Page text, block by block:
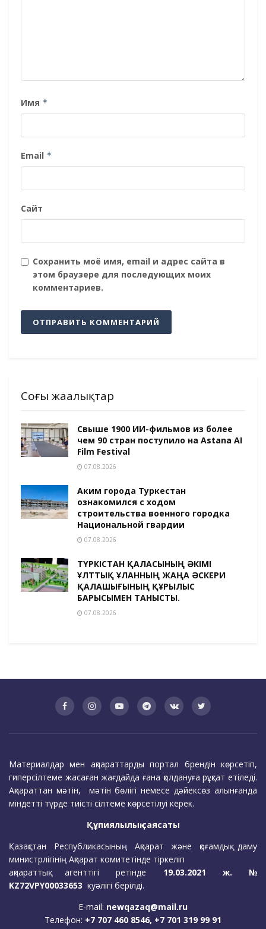
Имя *
Email *
Сайт
Сохранить моё имя, email и адрес сайта в
этом браузере для последующих моих
комментариев.
Соңғы жаңалықтар
Свыше 1900 ИИ-фильмов из более
чем 90 стран поступило на Astana AI
Film Festival
07.08.2026
Аким города Туркестан
ознакомился с ходом
строительства военного городка
Национальной гвардии
07.08.2026
ТҮРКІСТАН ҚАЛАСЫНЫҢ ӘКІМІ
ҰЛТТЫҚ ҰЛАННЫҢ ЖАҢА ӘСКЕРИ
ҚАЛАШЫҒЫНЫҢ ҚҰРЫЛЫС
БАРЫСЫМЕН ТАНЫСТЫ.
07.08.2026
Материалдар мен ақпараттарды портал брендін көрсетіп,
гиперсілтеме жасаған жағдайда ғана қолдануға рұқсат етіледі.
Ақпараттан мәтін, мәтін бөлігі немесе дәйексөз алынғанда
міндетті түрде тиісті сілтеме көрсетілуі керек.
Құпиялылық саясаты
Қазақстан Республикасының Ақпарат және қоғамдық даму
министрлігінің Ақпарат комитетінде тіркеліп
ақпараттық агенттігі ретінде 19.03.2021 ж. №
KZ72VPY00033653 куәлігі берілді.
E-mail: newqazaq@mail.ru
Телефон: +7 707 460 8546, +7 701 319 99 91